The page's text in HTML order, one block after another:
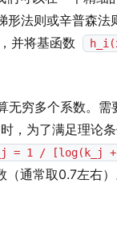
形法则或辛普森
并将基函数
无穷多个系数。
，为了满足理论
= 1 / [log(k_j
（通常取0.7左右